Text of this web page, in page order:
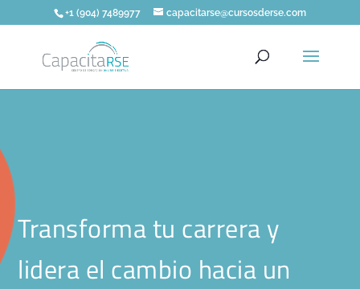
+1 (904) 7489977 capacitarse@cursosderse.com
Transforma tu carrera y
lidera el cambio hacia un